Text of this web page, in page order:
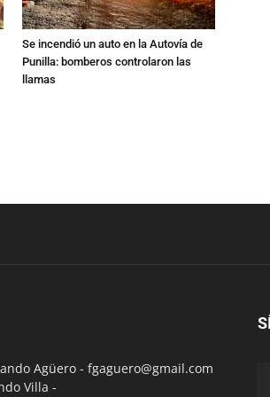
Se incendió un auto en la Autovía de
Punilla: bomberos controlaron las
llamas
Agüero - fgaguero@gmail.com
Villa -